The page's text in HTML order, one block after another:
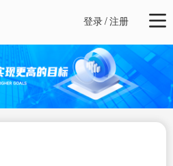
登录/注册